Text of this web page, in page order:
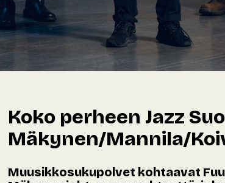
Koko perheen Jazz
Mäkynen/Mannila/
Muusikkosukupolvet kohtaavat